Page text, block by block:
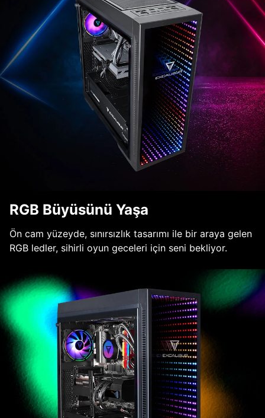
RGB Büyüsünü Yaşa
Ön cam yüzeyde, sınırsızlık tasarımı ile bir araya gelen
RGB ledler, sihirli oyun geceleri için seni bekliyor.